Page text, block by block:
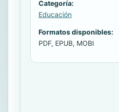
Categoría:
Educación
Formatos disponibles:
PDF, EPUB, MOBI